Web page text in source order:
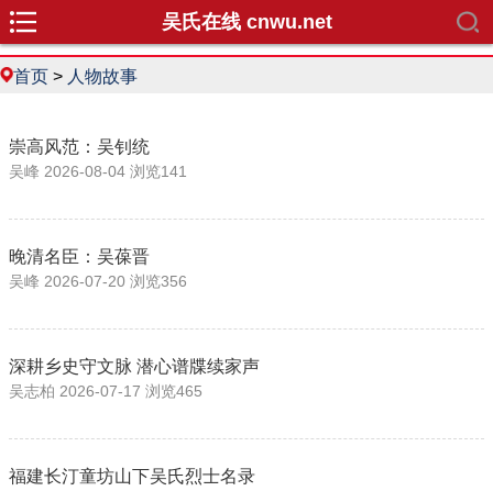
吴氏在线 cnwu.net
首页 > 人物故事
崇高风范：吴钊统
吴峰 2026-08-04 浏览141
晚清名臣：吴葆晋
吴峰 2026-07-20 浏览356
深耕乡史守文脉 潜心谱牒续家声
吴志柏 2026-07-17 浏览465
福建长汀童坊山下吴氏烈士名录